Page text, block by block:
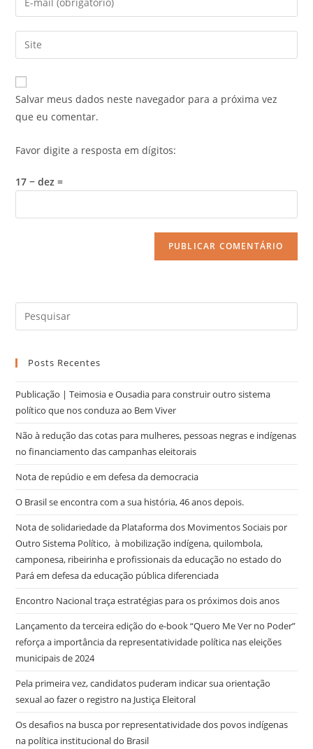
Salvar meus dados neste navegador para a próxima vez
que eu comentar.
Favor digite a resposta em dígitos:
17 − dez =
Posts Recentes
Publicação | Teimosia e Ousadia para construir outro sistema
político que nos conduza ao Bem Viver
Não à redução das cotas para mulheres, pessoas negras e indígenas
no financiamento das campanhas eleitorais
Nota de repúdio e em defesa da democracia
O Brasil se encontra com a sua história, 46 anos depois.
Nota de solidariedade da Plataforma dos Movimentos Sociais por
Outro Sistema Político, à mobilização indígena, quilombola,
camponesa, ribeirinha e profissionais da educação no estado do
Pará em defesa da educação pública diferenciada
Encontro Nacional traça estratégias para os próximos dois anos
Lançamento da terceira edição do e-book “Quero Me Ver no Poder”
reforça a importância da representatividade política nas eleições
municipais de 2024
Pela primeira vez, candidatos puderam indicar sua orientação
sexual ao fazer o registro na Justiça Eleitoral
Os desafios na busca por representatividade dos povos indígenas
na política institucional do Brasil